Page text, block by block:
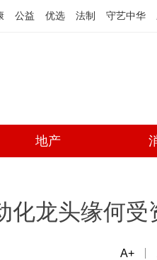
公益 优选 法制 守艺中华
地产
化龙头缘何受
A+